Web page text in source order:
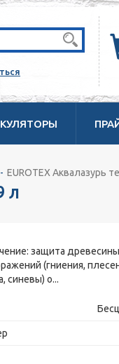
EUROTEX Аквалазурь
л
защита
(гниения,
синевы) о...